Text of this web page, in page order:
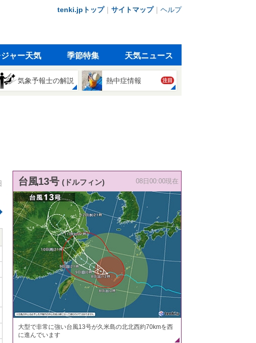
tenki.jpトップ｜ サイトマップ｜ ヘルプ
ジャー天気 季節特集 天気ニュース
気象予報士の解説 熱中症情報 注目
台風13号 (ドルフィン) 08日00:00現在
大型で非常に強い台風13号が久米島の北北西約70kmを西
に進んでいます